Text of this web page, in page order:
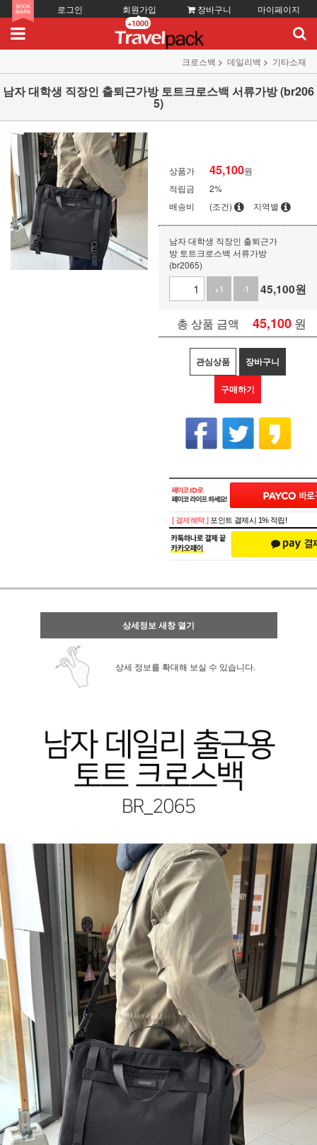
로그인 회원가입
+1000
장바구니 마이페이지
크로스백 데일리백 기타소재
남자 대학생 직장인 출퇴근가방 토트크로스백 서류가방 (br206
5)
상품가 45,100원
적립금
2%
배송비
(조건) 지역별
남자 대학생 직장인 출퇴근가
방 토트크로스백 서류가방
(br2065)
+1
-1 45,100원
총 상품 금액 45,100 원
관심상품 장바구니
구매하기
PAYCO 바로
[ 결제혜택 ] 포인트 결제시 1% 적립!
상세정보 새창 열기
상세 정보를 확대해 보실 수 있습니다.